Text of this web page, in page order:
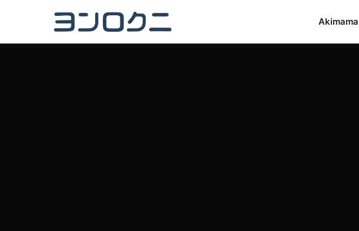
Akimama
特定商取引に関する表記
プライバシーポリシー
©2020 copyrights. yorozu462.com